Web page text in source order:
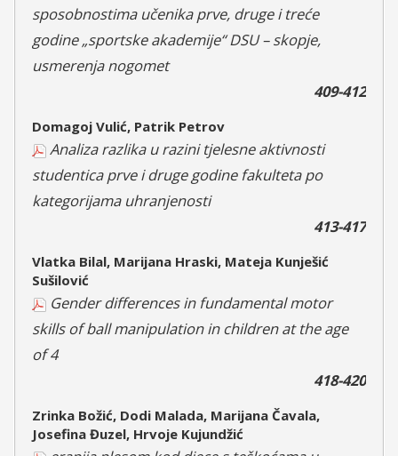
sposobnostima učenika prve, druge i treće
godine „sportske akademije“ DSU – skopje,
usmerenja nogomet
409-412
Domagoj Vulić, Patrik Petrov
Analiza razlika u razini tjelesne aktivnosti
studentica prve i druge godine fakulteta po
kategorijama uhranjenosti
413-417
Vlatka Bilal, Marijana Hraski, Mateja Kunješić
Sušilović
Gender differences in fundamental motor
skills of ball manipulation in children at the age
of 4
418-420
Zrinka Božić, Dodi Malada, Marijana Čavala,
Josefina Đuzel, Hrvoje Kujundžić